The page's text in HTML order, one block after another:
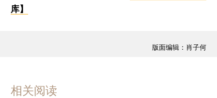
库】
版面编辑：肖子何
相关阅读